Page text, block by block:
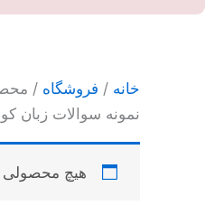
خانه / فروشگاه /
نمونه سوالات زبان
هیچ محصولی